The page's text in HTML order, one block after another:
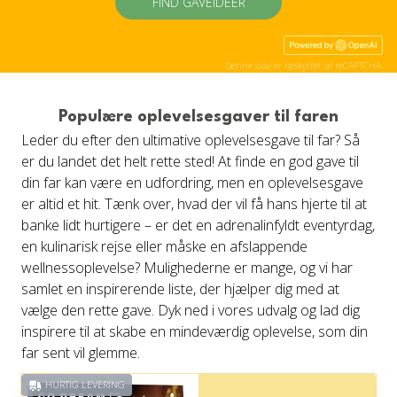
Denne side er beskyttet af reCAPTCHA.
Populære oplevelsesgaver til faren
Leder du efter den ultimative oplevelsesgave til far? Så
er du landet det helt rette sted! At finde en god gave til
din far kan være en udfordring, men en oplevelsesgave
er altid et hit. Tænk over, hvad der vil få hans hjerte til at
banke lidt hurtigere – er det en adrenalinfyldt eventyrdag,
en kulinarisk rejse eller måske en afslappende
wellnessoplevelse? Mulighederne er mange, og vi har
samlet en inspirerende liste, der hjælper dig med at
vælge den rette gave. Dyk ned i vores udvalg og lad dig
inspirere til at skabe en mindeværdig oplevelse, som din
far sent vil glemme.
HURTIG LEVERING